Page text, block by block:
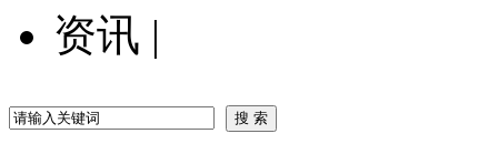
资讯 |